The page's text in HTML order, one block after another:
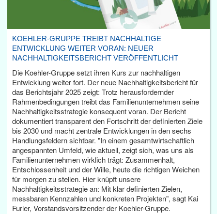
KOEHLER-GRUPPE TREIBT NACHHALTIGE
ENTWICKLUNG WEITER VORAN: NEUER
NACHHALTIGKEITSBERICHT VERÖFFENTLICHT
Die Koehler-Gruppe setzt ihren Kurs zur nachhaltigen
Entwicklung weiter fort. Der neue Nachhaltigkeitsbericht für
das Berichtsjahr 2025 zeigt: Trotz herausfordernder
Rahmenbedingungen treibt das Familienunternehmen seine
Nachhaltigkeitsstrategie konsequent voran. Der Bericht
dokumentiert transparent den Fortschritt der definierten Ziele
bis 2030 und macht zentrale Entwicklungen in den sechs
Handlungsfeldern sichtbar. "In einem gesamtwirtschaftlich
angespannten Umfeld, wie aktuell, zeigt sich, was uns als
Familienunternehmen wirklich trägt: Zusammenhalt,
Entschlossenheit und der Wille, heute die richtigen Weichen
für morgen zu stellen. Hier knüpft unsere
Nachhaltigkeitsstrategie an: Mit klar definierten Zielen,
messbaren Kennzahlen und konkreten Projekten", sagt Kai
Furler, Vorstandsvorsitzender der Koehler-Gruppe.